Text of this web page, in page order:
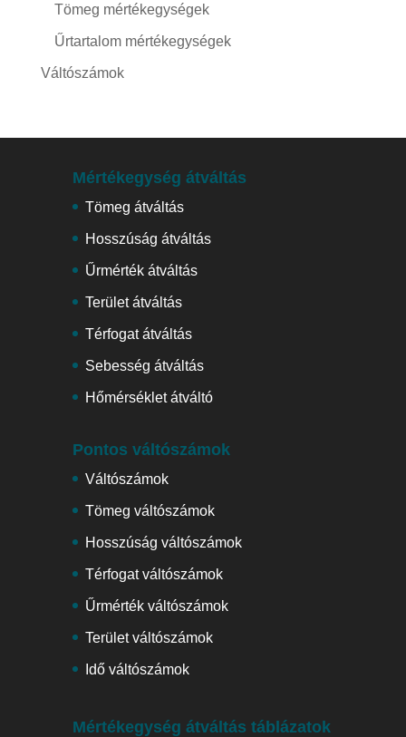
Tömeg mértékegységek
Űrtartalom mértékegységek
Váltószámok
Mértékegység átváltás
Tömeg átváltás
Hosszúság átváltás
Űrmérték átváltás
Terület átváltás
Térfogat átváltás
Sebesség átváltás
Hőmérséklet átváltó
Pontos váltószámok
Váltószámok
Tömeg váltószámok
Hosszúság váltószámok
Térfogat váltószámok
Űrmérték váltószámok
Terület váltószámok
Idő váltószámok
Mértékegység átváltás táblázatok